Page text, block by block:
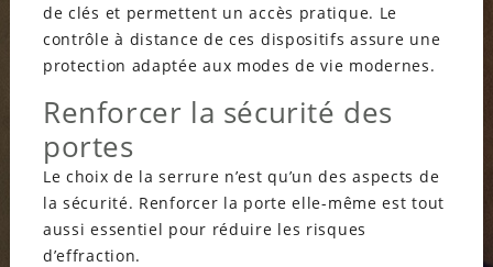
de clés et permettent un accès pratique. Le
contrôle à distance de ces dispositifs assure une
protection adaptée aux modes de vie modernes.
Renforcer la sécurité des
portes
Le choix de la serrure n’est qu’un des aspects de
la sécurité. Renforcer la porte elle-même est tout
aussi essentiel pour réduire les risques
d’effraction.